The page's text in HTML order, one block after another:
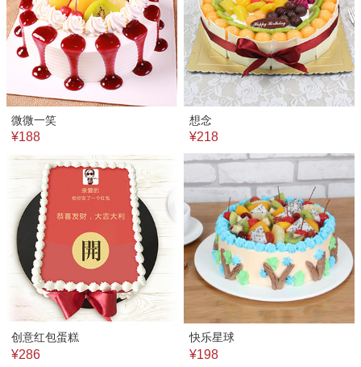
微微一笑
¥188
想念
¥218
创意红包蛋糕
¥286
快乐星球
¥198